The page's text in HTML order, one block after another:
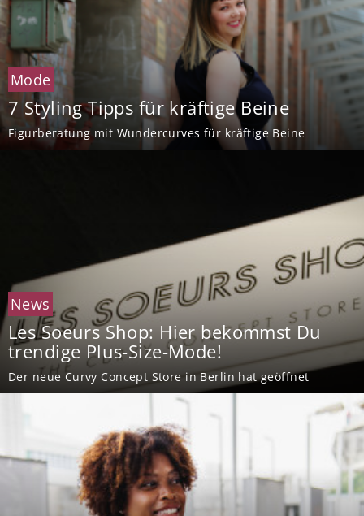
Mode
7 Styling Tipps für kräftige Beine
Figurberatung mit Wundercurves für kräftige Beine
News
Les Soeurs Shop: Hier bekommst Du
trendige Plus-Size-Mode!
Der neue Curvy Concept Store in Berlin hat geöffnet